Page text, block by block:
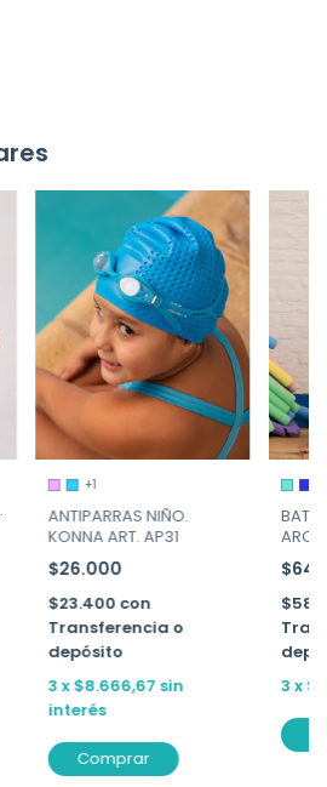
+1
ANTIPARRAS NIÑO.
KONNA ART. AP31
$26.000
$23.400 con
Transferencia o
depósito
3x$8.666,67 sin
interés
Comprar
BATA
3 x